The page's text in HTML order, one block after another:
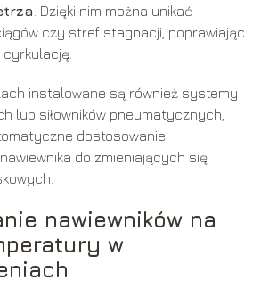
. Dzięki nim można unikać
czy stref stagnacji, poprawiając
instalowane są również systemy
lub siłowników pneumatycznych,
dostosowanie
do zmieniających się
nawiewników na
w